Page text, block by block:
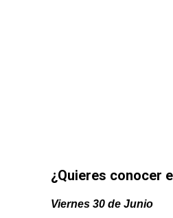
¿Quieres conocer
Viernes 30 de Junio